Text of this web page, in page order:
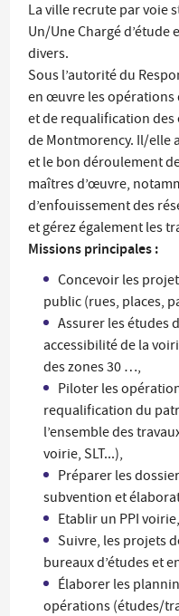
La ville recrute par voie
Un/Une Chargé d’étude
divers.
Sous l’autorité du
en œuvre les opérations
et de requalification des
de Montmorency. Il/elle
et le bon déroulement
maîtres d’œuvre,
d’enfouissement des
et gérez également les
Missions principales :
Concevoir les
public (rues, places,
Assurer les études
accessibilité de la
des zones 30 …,
Piloter les
requalification du
l’ensemble des
voirie, SLT...),
Préparer les
subvention et
Etablir un PPI voirie,
Suivre, les projets
bureaux d’études et
Élaborer les
opérations (études/